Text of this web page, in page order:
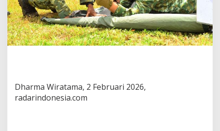
Dharma Wiratama, 2 Februari 2026,
radarindonesia.com